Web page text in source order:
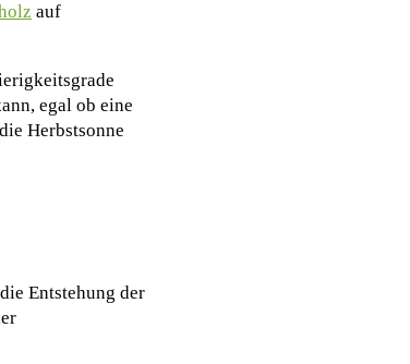
auf
egal ob eine
Herbstsonne
Entstehung der